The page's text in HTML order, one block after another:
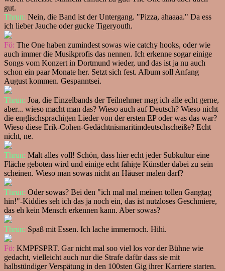
gut.
Thrun: Nein, die Band ist der Untergang. "Pizza, ahaaaa." Da ess
ich lieber Jauche oder gucke Tigeryouth.
Fö: The One haben zumindest sowas wie catchy hooks, oder wie
auch immer die Musikprofis das nennen. Ich erkenne sogar einige
Songs vom Konzert in Dortmund wieder, und das ist ja nu auch
schon ein paar Monate her. Setzt sich fest. Album soll Anfang
August kommen. Gespanntsei.
Thrun: Joa, die Einzelbands der Teilnehmer mag ich alle echt gerne,
aber... wieso macht man das? Wieso auch auf Deutsch? Wieso nicht
die englischsprachigen Lieder von der ersten EP oder was das war?
Wieso diese Erik-Cohen-Gedächtnismaritimdeutschscheiße? Echt
nicht, ne.
Thrun: Malt alles voll! Schön, dass hier echt jeder Subkultur eine
Fläche geboten wird und einige echt fähige Künstler dabei zu sein
scheinen. Wieso man sowas nicht an Häuser malen darf?
Thrun: Oder sowas? Bei den "ich mal mal meinen tollen Gangtag
hin!"-Kiddies seh ich das ja noch ein, das ist nutzloses Geschmiere,
das eh kein Mensch erkennen kann. Aber sowas?
Thrun: Spaß mit Essen. Ich lache immernoch. Hihi.
Fö: KMPFSPRT. Gar nicht mal soo viel los vor der Bühne wie
gedacht, vielleicht auch nur die Strafe dafür dass sie mit
halbstündiger Verspätung in den 100sten Gig ihrer Karriere starten.